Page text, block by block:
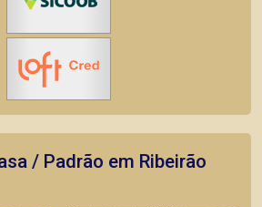
/ Padrão em Ribeirão